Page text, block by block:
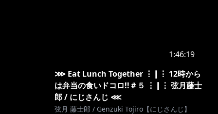
1:46:19
⋙ Eat Lunch Together ⋮❙⋮ 12時から
は弁当の食いドコロ!!＃５ ⋮❙⋮ 弦月藤士
郎 / にじさんじ ⋘
弦月 藤士郎 / Genzuki Tojiro【にじさんじ】